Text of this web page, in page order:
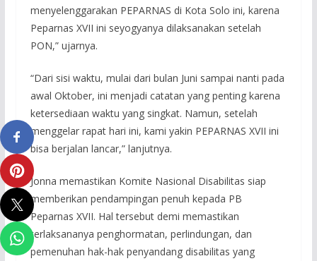
menyelenggarakan PEPARNAS di Kota Solo ini, karena
Peparnas XVII ini seyogyanya dilaksanakan setelah
PON,” ujarnya.
“Dari sisi waktu, mulai dari bulan Juni sampai nanti pada
awal Oktober, ini menjadi catatan yang penting karena
ketersediaan waktu yang singkat. Namun, setelah
menggelar rapat hari ini, kami yakin PEPARNAS XVII ini
bisa berjalan lancar,” lanjutnya.
Jonna memastikan Komite Nasional Disabilitas siap
memberikan pendampingan penuh kepada PB
Peparnas XVII. Hal tersebut demi memastikan
terlaksananya penghormatan, perlindungan, dan
pemenuhan hak-hak penyandang disabilitas yang